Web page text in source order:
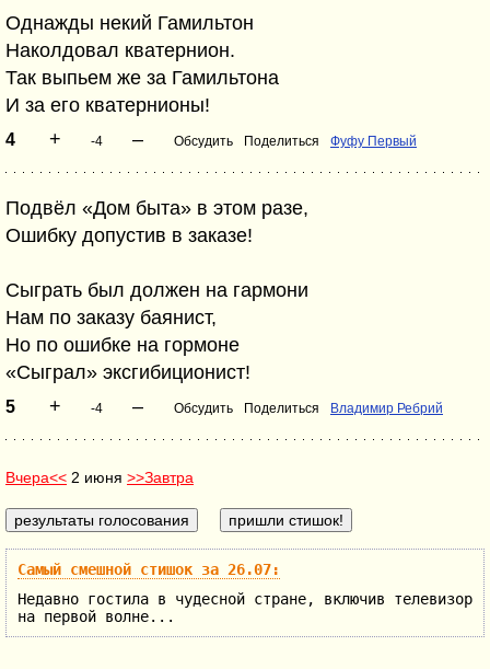
Однажды некий Гамильтон
Наколдовал кватернион.
Так выпьем же за Гамильтона
И за его кватернионы!
4 + -4 – Обсудить Поделиться Фуфу Первый
Подвёл «Дом быта» в этом разе,
Ошибку допустив в заказе!
Сыграть был должен на гармони
Нам по заказу баянист,
Но по ошибке на гормоне
«Сыграл» эксгибиционист!
5 + -4 – Обсудить Поделиться Владимир Ребрий
Вчера<< 2 июня >>Завтра
Самый смешной стишок за 26.07:
Недавно гостила в чудесной стране, включив телевизор
на первой волне...